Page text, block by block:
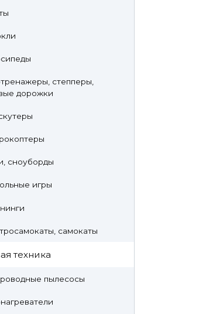
степперы,
дорожки
сноуборды
игры
самокаты
техника
пылесосы